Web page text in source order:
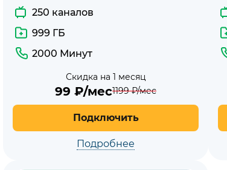
250 каналов
999 ГБ
2000 Минут
Скидка на 1 месяц
99 ₽/мес1199₽/мес
Подключить
Подробнее